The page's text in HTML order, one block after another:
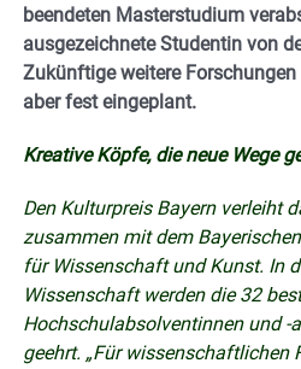
beendeten Masterstudium
ausgezeichnete Studentin von
Zukünftige weitere
aber fest eingeplant.
Kreative Köpfe, die neue Wege
Den Kulturpreis Bayern verleiht
zusammen mit dem
für Wissenschaft und Kunst. In
Wissenschaft werden die 32
Hochschulabsolventinnen und -
geehrt. „Für wissenschaftlichen